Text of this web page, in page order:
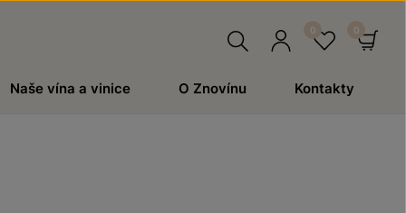
Naše vína a vinice O Znovínu Kontakty